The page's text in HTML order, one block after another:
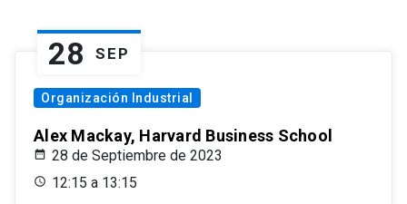
28 SEP
Organización Industrial
Alex Mackay, Harvard Business School
28 de Septiembre de 2023
12:15 a 13:15